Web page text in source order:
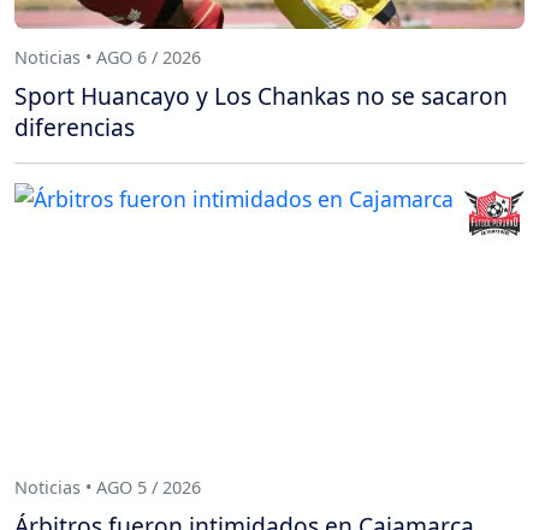
Noticias • AGO 6 / 2026
Sport Huancayo y Los Chankas no se sacaron
diferencias
Noticias • AGO 5 / 2026